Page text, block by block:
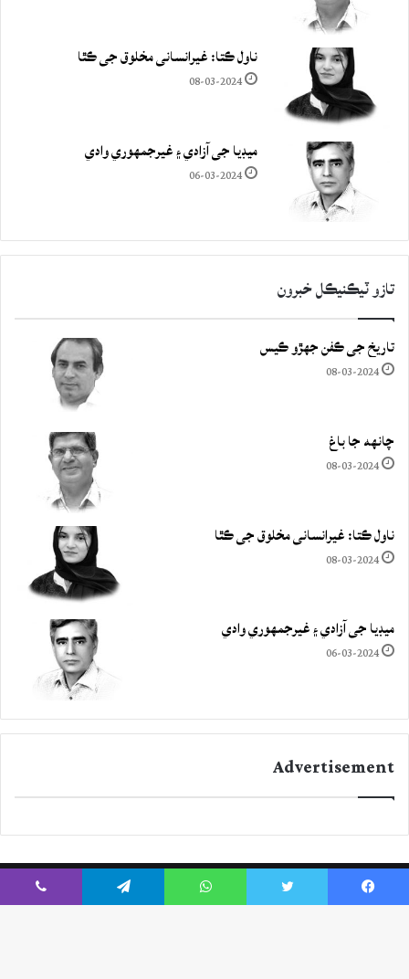
ناول ڪتا: غيرانساني مخلوق جي ڪٿا
08-03-2024
ميڊيا جي آزادي ۽ غيرجمھوري وادي
06-03-2024
تازو ٽيڪنيڪل خبرون
تاريخ جي ڪفن جھڙو ڪيس
08-03-2024
چانهه جا باغ
08-03-2024
ناول ڪتا: غيرانساني مخلوق جي ڪٿا
08-03-2024
ميڊيا جي آزادي ۽ غيرجمھوري وادي
06-03-2024
Advertisement
Facebook
Twitter
YouTube
Instagram Facebook
Twitter
WhatsApp
Telegram
Viber